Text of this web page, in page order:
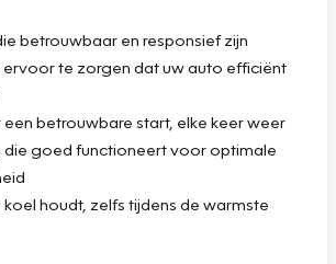
betrouwbaar en responsief zijn
ervoor te zorgen dat uw auto efficiënt
betrouwbare start, elke keer weer
die goed functioneert voor optimale
koel houdt, zelfs tijdens de warmste